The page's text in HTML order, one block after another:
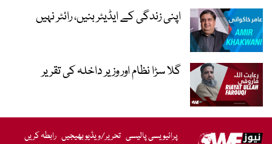
اپنی زندگی کے ایڈیٹر بنیں، رائٹر نہیں
گلا سڑا نظام اور وزیر داخلہ کی تقریر
پرائیویسی پالیسی تحریر/ویڈیو بھیجیں رابطہ کریں